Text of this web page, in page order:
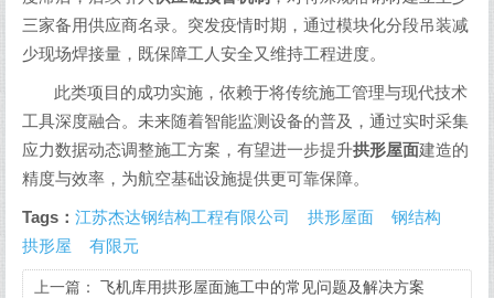
三家备用供应商名录。突发疫情时期，通过模块化分段吊装减
少现场焊接量，既保障工人安全又维持工程进度。
此类项目的成功实施，依赖于将传统施工管理与现代技术
工具深度融合。未来随着智能监测设备的普及，通过实时采集
应力数据动态调整施工方案，有望进一步提升拱形屋面建造的
精度与效率，为航空基础设施提供更可靠保障。
Tags： 江苏杰达钢结构工程有限公司 拱形屋面
钢结构
拱形屋
有限元
上一篇： 飞机库用拱形屋面施工中的常见问题及解决方案